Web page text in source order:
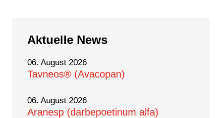
Aktuelle News
06. August 2026
Tavneos® (Avacopan)
06. August 2026
Aranesp (darbepoetinum alfa)